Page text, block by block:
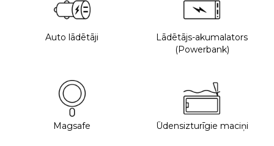
Auto lādētāji
Lādētājs-akumalators
(Powerbank)
Magsafe Ūdensizturīgie maciņi